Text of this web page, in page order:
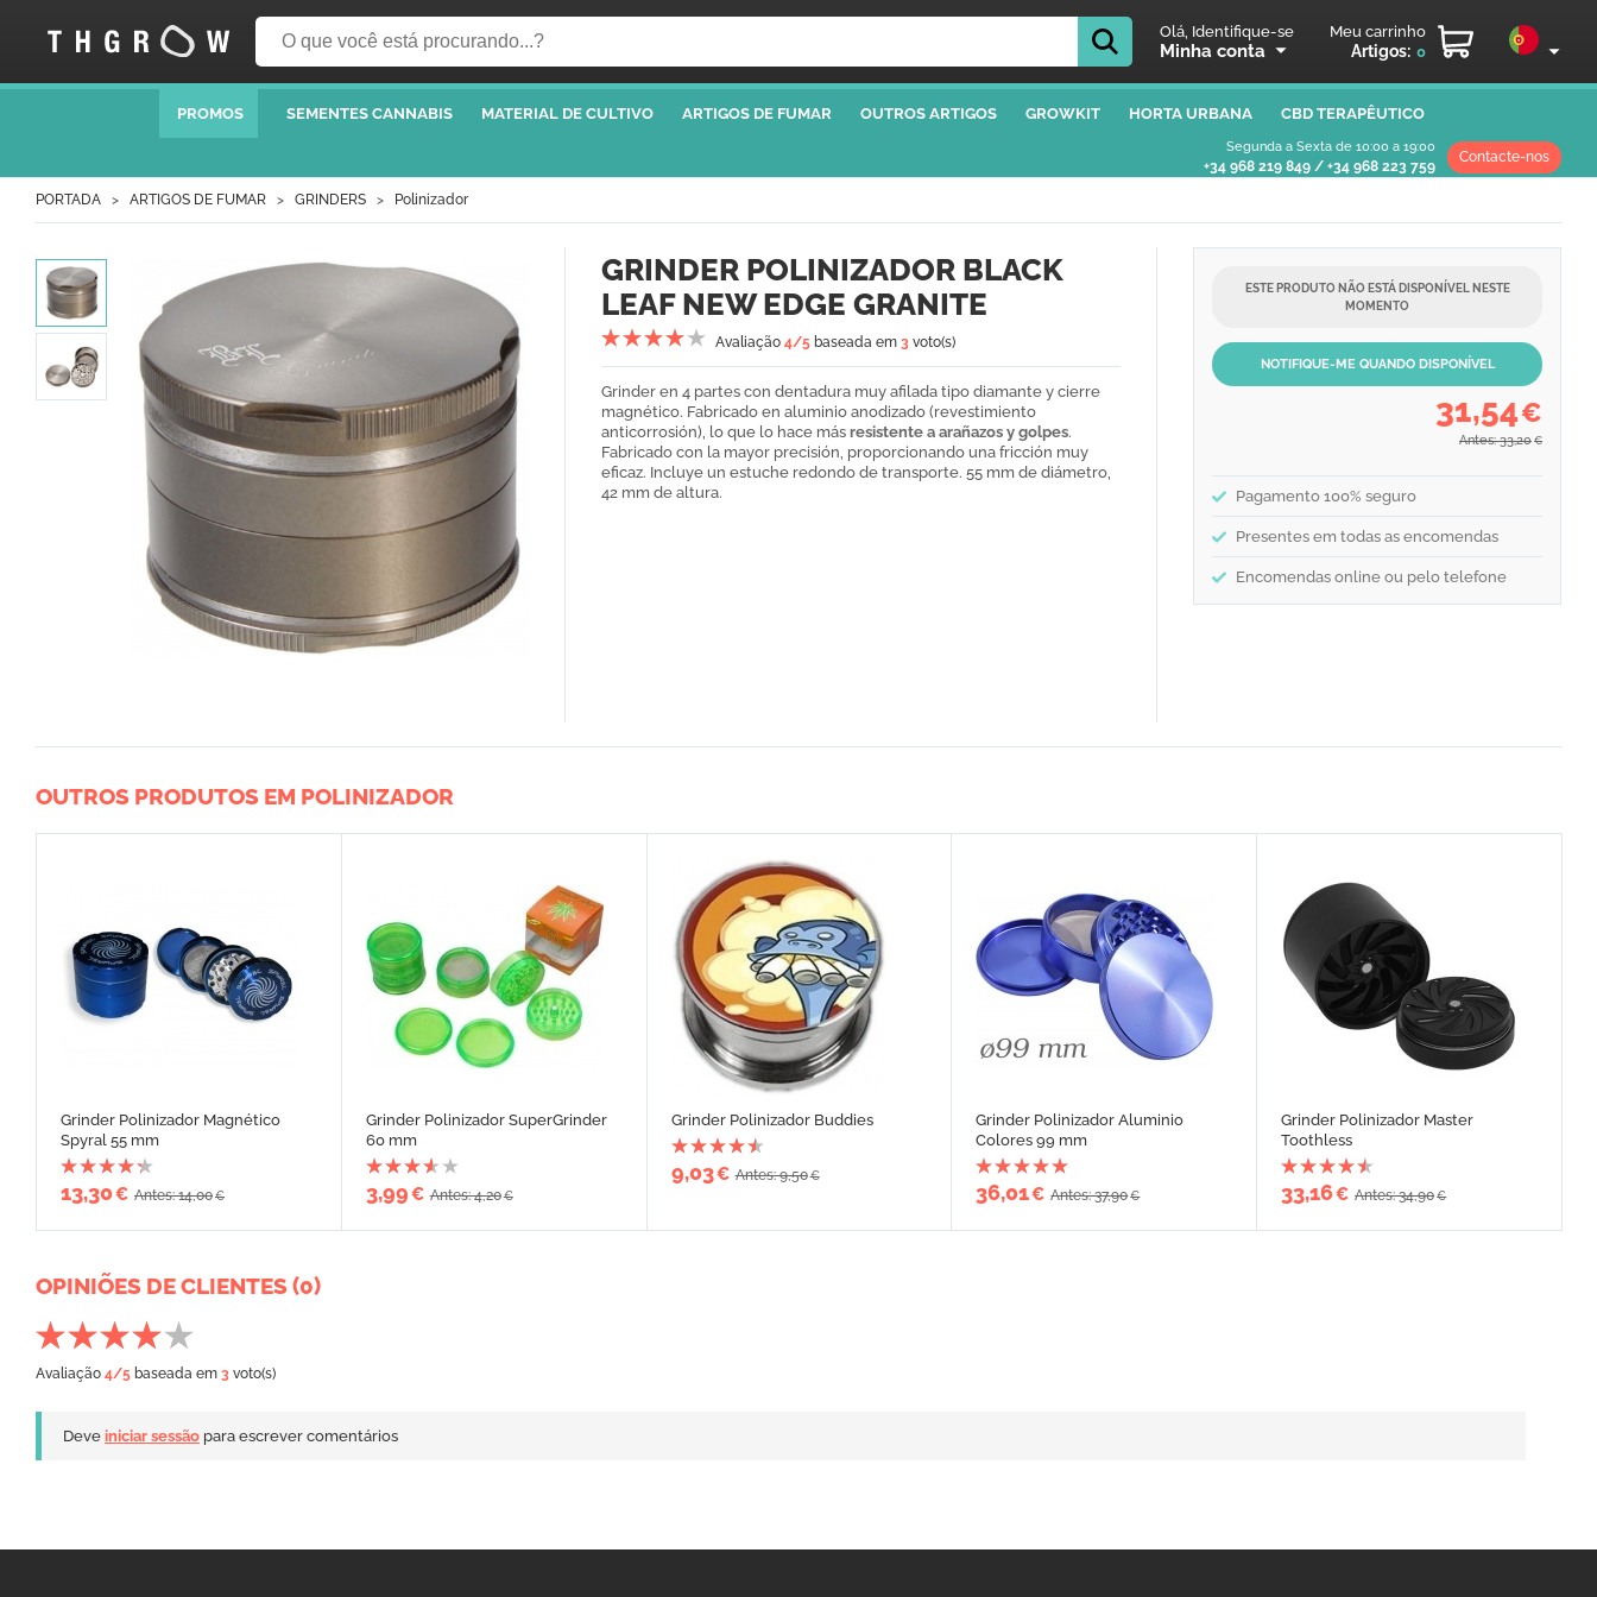
Olá, Identifique-se
Minha conta
Meu carrinho
Artigos: 0
PROMOS SEMENTES CANNABIS MATERIAL DE CULTIVO ARTIGOS DE FUMAR OUTROS ARTIGOS GROWKIT HORTA URBANA CBD TERAPÊUTICO
Segunda a Sexta de 10:00 a 19:00
+34 968 219 849 / +34 968 223 759
Contacte-nos
PORTADA ARTIGOS DE FUMAR GRINDERS Polinizador
GRINDER POLINIZADOR BLACK
LEAF NEW EDGE GRANITE
Avaliação 4/5 baseada em 3 voto(s)
Grinder en 4 partes con dentadura muy afilada tipo diamante y cierre
magnético. Fabricado en aluminio anodizado (revestimiento
anticorrosión), lo que lo hace más resistente a arañazos y golpes.
Fabricado con la mayor precisión, proporcionando una fricción muy
eficaz. Incluye un estuche redondo de transporte. 55 mm de diámetro,
42 mm de altura.
ESTE PRODUTO NÃO ESTÁ DISPONÍVEL NESTE
MOMENTO
NOTIFIQUE-ME QUANDO DISPONÍVEL
31,54€
Antes: 33,20 €
Pagamento 100% seguro
Presentes em todas as encomendas
Encomendas online ou pelo telefone
OUTROS PRODUTOS EM POLINIZADOR
Grinder Polinizador Magnético
Spyral 55 mm
13,30€ Antes: 14,00€
Grinder Polinizador SuperGrinder
60 mm
3,99€ Antes: 4,20€
Grinder Polinizador Buddies
9,03€ Antes: 9,50€
Grinder Polinizador Aluminio
Colores 99 mm
36,01€ Antes: 37,90€
Grinder Polinizador Master
Toothless
33,16€ Antes: 34,90€
OPINIÕES DE CLIENTES (0)
Avaliação 4/5 baseada em 3 voto(s)
Deve iniciar sessão para escrever comentários